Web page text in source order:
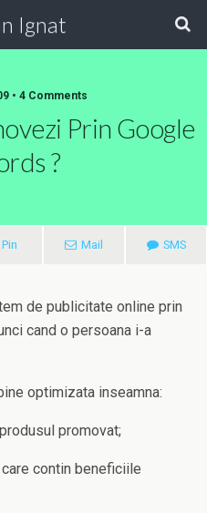
Ignat
• 4 Comments
Prin Google
?
Pin Mail SMS
de publicitate online prin
cand o persoana i-a
optimizata inseamna:
promovat;
contin beneficiile